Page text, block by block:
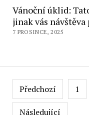
Vánoční úklid:
jinak vás
7 PROSINCE, 2025
Stránkování
příspěvků
Předchozí 1
Následující